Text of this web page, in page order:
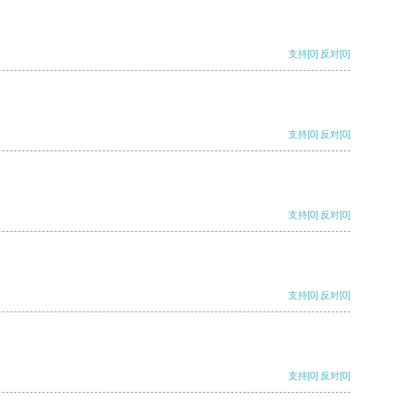
支持[0] 反对[0]
支持[0] 反对[0]
支持[0] 反对[0]
支持[0] 反对[0]
支持[0] 反对[0]